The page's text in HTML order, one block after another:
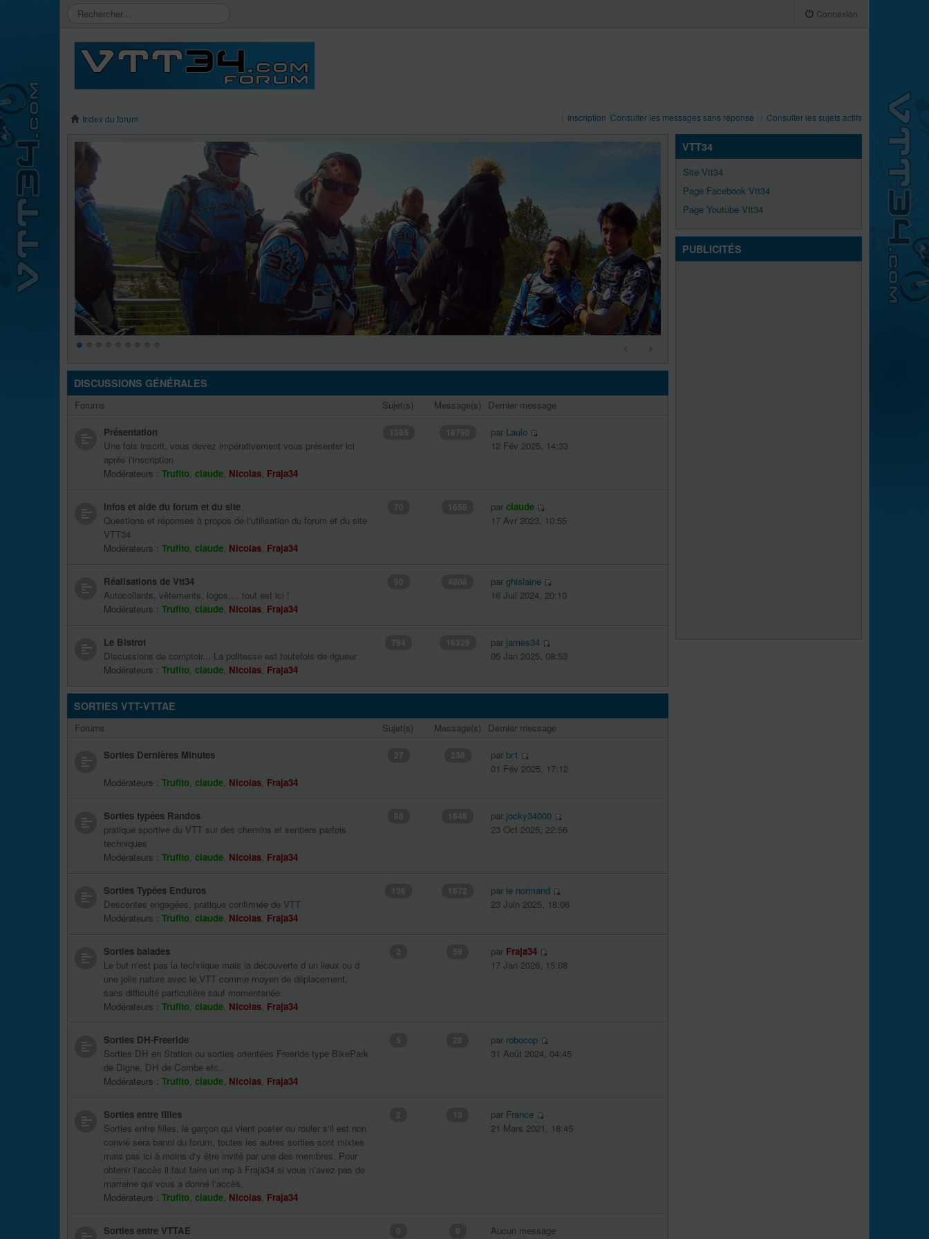
Connexion
Index du forum Inscription Consulter les messages sans réponse Consulter les sujets actifs
DISCUSSIONS GÉNÉRALES
Forums Sujet(s) Message(s) Dernier message
Présentation
Une fois inscrit, vous devez impérativement vous présenter ici
après l'inscription
Modérateurs : Trufito, claude, Nicolas, Fraja34
1385 18750 par Laulo
12 Fév 2025, 14:33
Infos et aide du forum et du site
Questions et réponses à propos de l'utilisation du forum et du site
VTT34
Modérateurs : Trufito, claude, Nicolas, Fraja34
70 1656 parclaude
17 Avr 2023, 10:55
Réalisations de Vtt34
Autocollants, vêtements, logos,... tout est ici !
Modérateurs : Trufito, claude, Nicolas, Fraja34
50 4808 parghislaine
16 Juil 2024, 20:10
Le Bistrot
Discussions de comptoir... La politesse est toutefois de rigueur
Modérateurs : Trufito, claude, Nicolas, Fraja34
794 16329 par james34
05 Jan 2025, 08:53
SORTIES VTT-VTTAE
Forums Sujet(s) Message(s) Dernier message
Sorties Dernières Minutes
Modérateurs : Trufito, claude, Nicolas, Fraja34
27 230 par br1
01 Fév 2025, 17:12
Sorties typées Randos
pratique sportive du VTT sur des chemins et sentiers parfois
techniques
Modérateurs : Trufito, claude, Nicolas, Fraja34
98 1648 par jocky34000
23 Oct 2025, 22:56
Sorties Typées Enduros
Descentes engagées, pratique confirmée de VTT
Modérateurs : Trufito, claude, Nicolas, Fraja34
136 1672 par le normand
23 Juin 2025, 18:06
Sorties balades
Le but n'est pas la technique mais la découverte d un lieux ou d
une jolie nature avec le VTT comme moyen de déplacement,
sans difficulté particulière sauf momentanée.
Modérateurs : Trufito, claude, Nicolas, Fraja34
2 59 par Fraja34
17 Jan 2026, 15:08
Sorties DH-Freeride
Sorties DH en Station ou sorties orientées Freeride type BikePark
de Digne, DH de Combe etc..
Modérateurs : Trufito, claude, Nicolas, Fraja34
5 28 par robocop
31 Août 2024, 04:45
Sorties entre filles
Sorties entre filles, le garçon qui vient poster ou rouler s'il est non
convié sera banni du forum, toutes les autres sorties sont mixtes
mais pas ici à moins d'y être invité par une des membres. Pour
obtenir l'accès il faut faire un mp à Fraja34 si vous n'avez pas de
marraine qui vous a donné l'accès.
Modérateurs : Trufito, claude, Nicolas, Fraja34
2 13 par France
21 Mars 2021, 18:45
Sorties entre VTTAE
0 0 Aucun message
VTT34
Site Vtt34
Page Facebook Vtt34
Page Youtube Vtt34
PUBLICITÉS